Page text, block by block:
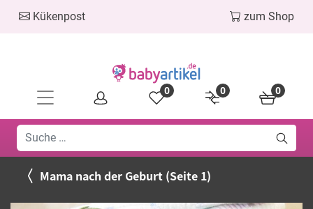
Kükenpost zum Shop
0
0
0
Mama nach der Geburt (Seite 1)